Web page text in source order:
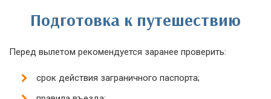
Подготовка к путешествию
Перед вылетом рекомендуется заранее проверить:
срок действия заграничного паспорта;